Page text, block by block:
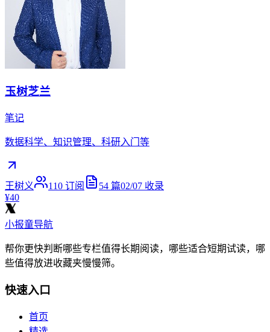
玉树芝兰
笔记
数据科学、知识管理、科研入门等
王树义 110 订阅 54 篇02/07 收录
¥40
小报童导航
帮你更快判断哪些专栏值得长期阅读，哪些适合短期试读，哪
些值得放进收藏夹慢慢筛。
快速入口
首页